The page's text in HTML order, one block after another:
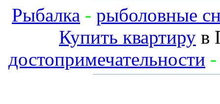
Рыбалка - рыболовные
Купить квартиру в
достопримечательности